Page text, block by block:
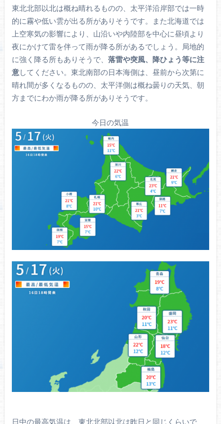
東北北部以北は概ね晴れるものの、太平洋沿岸部では一時
的に霧や低い雲が出る所がありそうです。また北海道では
上空寒気の影響により、山沿いや内陸部を中心に昼頃より
夜にかけて雷を伴って雨が降る所があるでしょう。局地的
に強く降る所もありそうで、 落雷や突風、降ひょう等に注
意してください。東北南部の日本海側は、昼前から次第に
晴れ間が多くなるものの、太平洋側は概ね曇りの天気、朝
方までにわか雨が降る所がありそうです。
今日の気温
日中の最高気温は、東北北部以北は昨日と同じくらいで、